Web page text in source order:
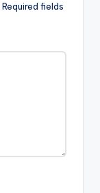
Required fields